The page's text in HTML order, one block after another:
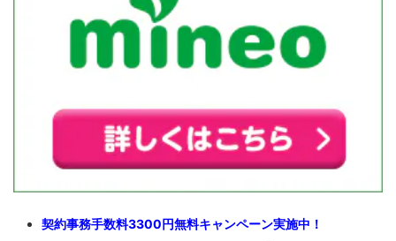
契約事務手数料3300円無料キャンペーン実施中！